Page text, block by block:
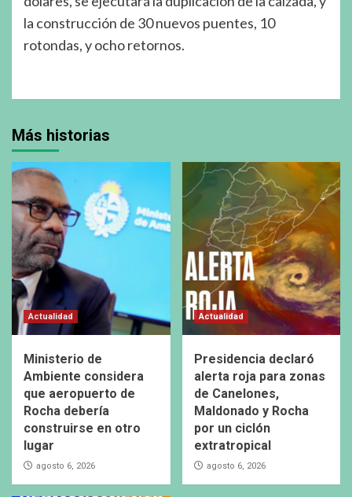
la construcción de 30 nuevos puentes, 10
rotondas, y ocho retornos.
Más historias
Actualidad
Ministerio de
Ambiente considera
que aeropuerto de
Rocha debería
construirse en otro
lugar
agosto 6, 2026
Actualidad
Presidencia declaró
alerta roja para zonas
de Canelones,
Maldonado y Rocha
por un ciclón
extratropical
agosto 6, 2026